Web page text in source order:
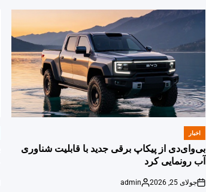
POSTED
اخبار
بی‌وای‌دی از پیکاپ برقی جدید با قابلیت شناوری
آب رونمایی کرد
on
جولای 25, 2026
Posted
admin